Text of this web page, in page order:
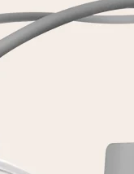
Reviews.
et billede af dig